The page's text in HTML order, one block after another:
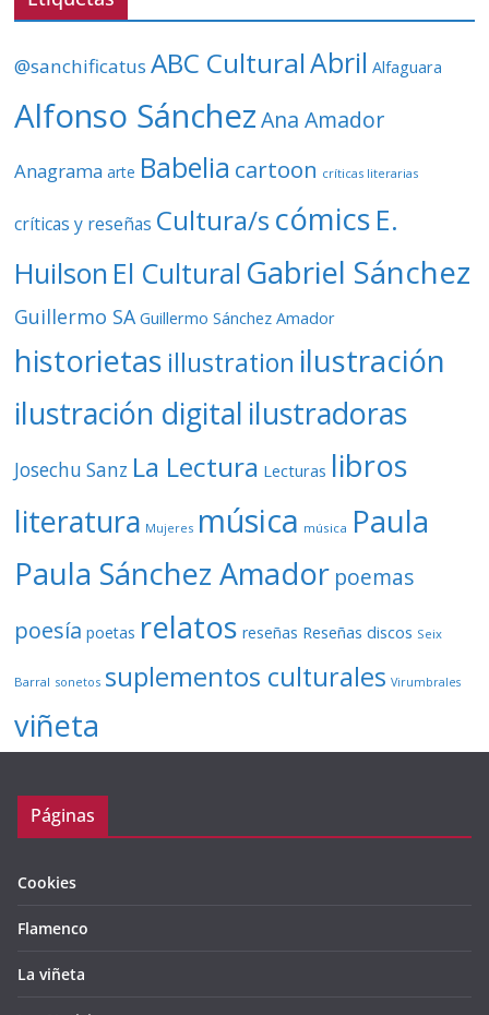
í
e
@sanchificatus ABC CulturalAbril Alfaguara
Alfonso Sánchez Ana Amador
Anagrama arte Babelia cartoon críticas literarias
críticas y reseñas Cultura/s cómics E.
Huilson El Cultural Gabriel Sánchez
Guillermo SA Guillermo Sánchez Amador
historietas illustration ilustración
ilustración digital ilustradoras
Josechu Sanz La Lectura Lecturas libros
literatura Mujeres música música Paula
Paula Sánchez Amador poemas
poesía poetas relatos reseñas Reseñas discos Seix
Barral sonetos suplementos culturales Virumbrales
viñeta
Páginas
Cookies
Flamenco
La viñeta